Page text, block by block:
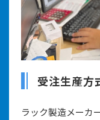
受注生産方
ラック製造メーカ